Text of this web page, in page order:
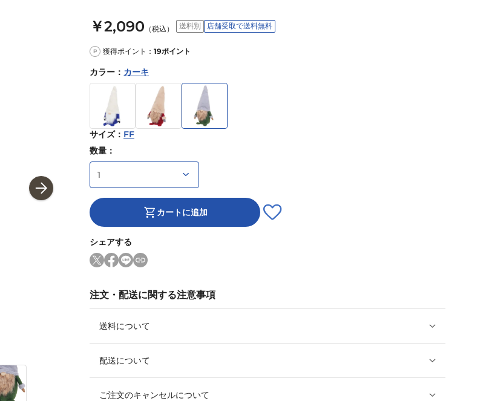
￥2,090 （税込） 送料別 店舗受取で送料無料
P 獲得ポイント： 19ポイント
カラー ： カーキ
サイズ： FF
数量：
カートに追加
シェアする
注文・配送に関する注意事項
送料について
配送について
ご注文のキャンセルについて